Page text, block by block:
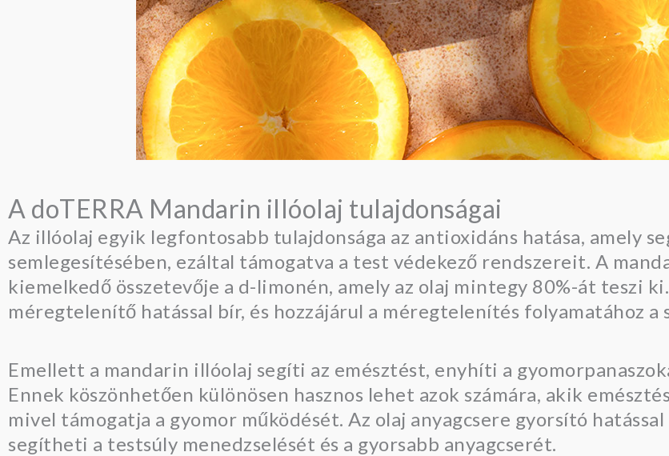
A doTERRA Mandarin illóolaj tulajdonságai
Az illóolaj egyik legfontosabb tulajdonsága az antioxidáns hatása, amely
semlegesítésében, ezáltal támogatva a test védekező rendszereit. A
kiemelkedő összetevője a d-limonén, amely az olaj mintegy 80%-át teszi
méregtelenítő hatással bír, és hozzájárul a méregtelenítés folyamatához a
Emellett a mandarin illóolaj segíti az emésztést, enyhíti a
Ennek köszönhetően különösen hasznos lehet azok számára, akik
mivel támogatja a gyomor működését. Az olaj anyagcsere gyorsító
segítheti a testsúly menedzselését és a gyorsabb anyagcserét.